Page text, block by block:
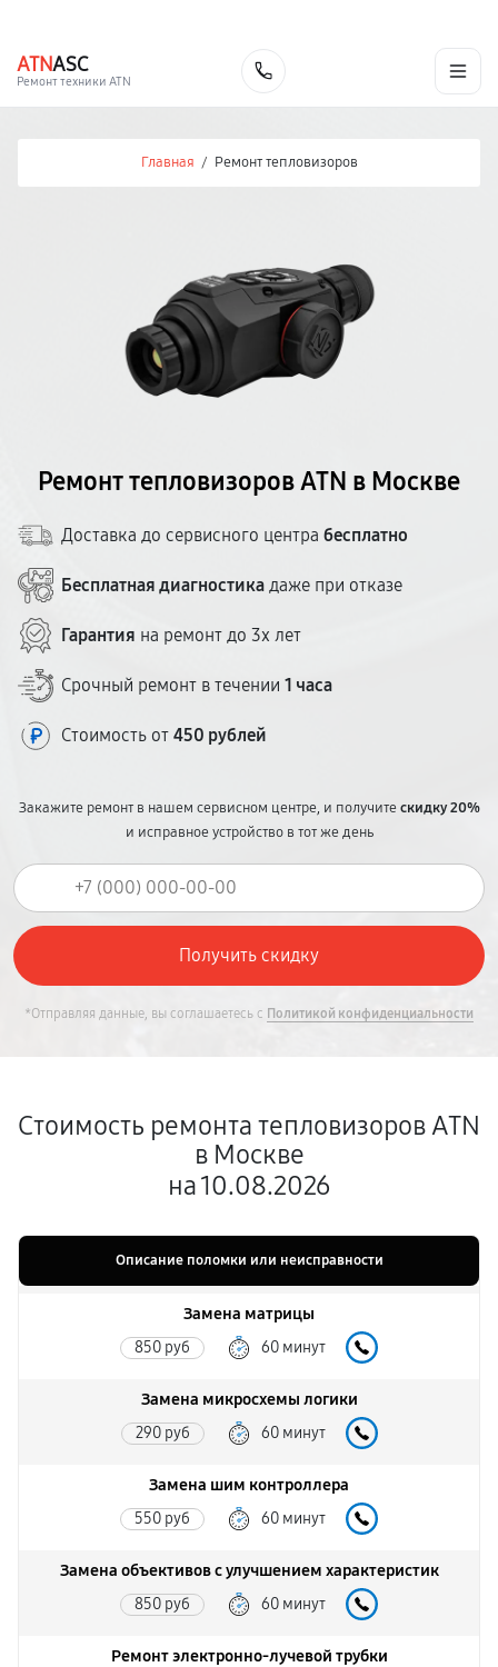
ATNASC
Ремонт техники ATN
Главная / Ремонт тепловизоров
Ремонт тепловизоров ATN в Москве
Доставка до сервисного центра бесплатно
Бесплатная диагностика даже при отказе
Гарантия на ремонт до 3х лет
Срочный ремонт в течении 1 часа
Стоимость от 450 рублей
Закажите ремонт в нашем сервисном центре, и получитескидку 20%
и исправное устройство в тот же день
*Отправляя данные, вы соглашаетесь с Политикой конфиденциальности
Стоимость ремонта тепловизоров ATN
в Москве
на 10.08.2026
Описание поломки или неисправности
Замена матрицы
850 руб 60 минут
Замена микросхемы логики
290 руб 60 минут
Замена шим контроллера
550 руб 60 минут
Замена объективов с улучшением характеристик
850 руб 60 минут
Ремонт электронно-лучевой трубки